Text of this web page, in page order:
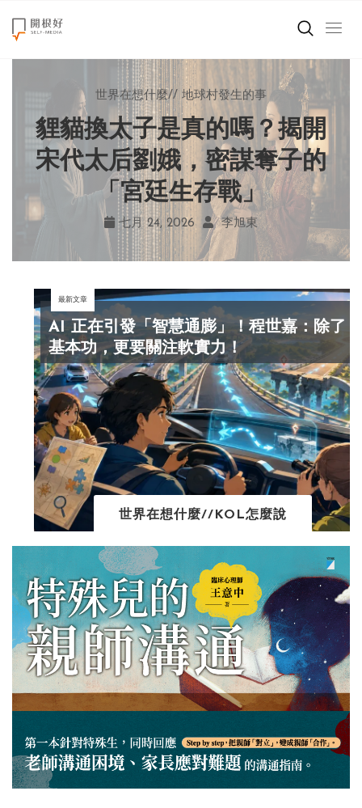
來點正能量
世界在想什麼
創造美好生活
小孩不是噩夢
職場商業經濟
影片專區
關於我們
來點正能量//如何說再見
鐘穎談善終：人生有限，愛
與陪伴永遠不夠，爭執嫉妒
多麼可笑
七月 29, 2026 鐘穎
小孩不是噩夢// 爸媽老師輕鬆教
自己打電話就能請假？岑澎
維新作《沒問題小學》看見
孩子的學習困境！
七月 31, 2026 魏妏秦
來點正能量 //提升自我
秒讀秒回就是在乎？心理師
揭開現代人的 4 種「親密錯
覺」！
八月 03, 2026 羅子琦
世界在想什麼// 地球村發生的事
貍貓換太子是真的嗎？揭開
宋代太后劉娥，密謀奪子的
「宮廷生存戰」
七月 24, 2026 李旭東
AI 正在引發「智慧通膨」！程世嘉：除了
基本功，更要關注軟實力！
最新文章
世界在想什麼//KOL怎麼說